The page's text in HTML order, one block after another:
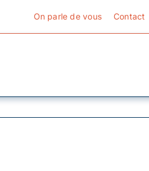
On parle de vous Contact